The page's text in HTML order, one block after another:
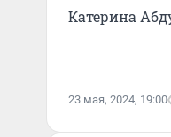
Катерина
23 мая, 2024, 19:00